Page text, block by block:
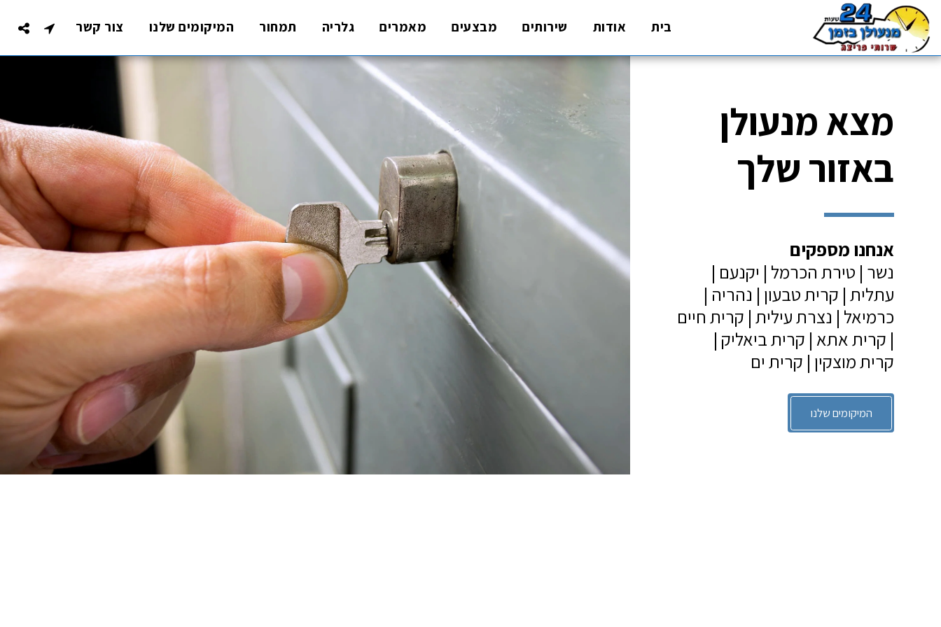
בית אודות שירותים מבצעים מאמרים גלריה תמחור המיקומים שלנו צור קשר
באזור שלך
אנחנו מספקים
קרית מוצקין | קרית ים
המיקומים שלנו